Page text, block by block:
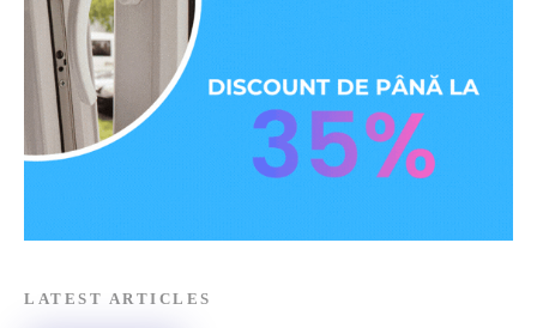
LATEST ARTICLES